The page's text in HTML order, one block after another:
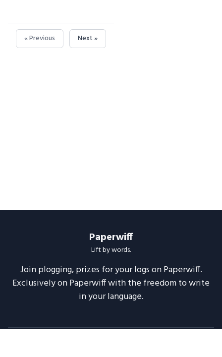
« Previous Next »
Paperwiff
Lift by words.
Join plogging, prizes for your logs on Paperwiff.
Exclusively on Paperwiff with the freedom to write
in your language.